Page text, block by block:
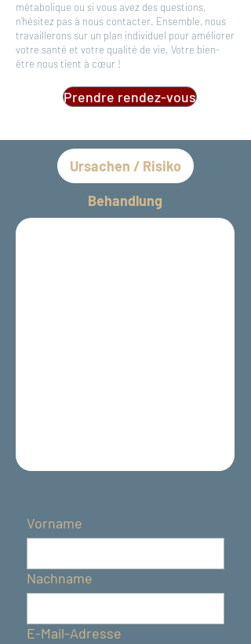
métabolique ou si vous avez des questions,
n’hésitez pas à nous contacter. Ensemble, nous
travaillerons sur un plan individuel pour améliorer
votre santé et votre qualité de vie. Votre bien-
être nous tient à cœur !
Prendre rendez-vous
Ursachen / Risiko
Behandlung
Vorname
Nachname
E-Mail-Adresse